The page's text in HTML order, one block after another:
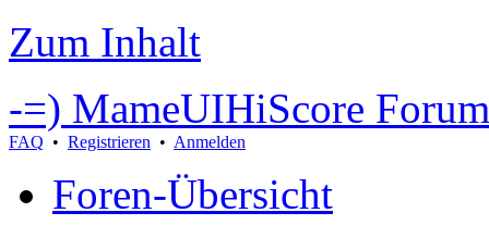
Zum Inhalt
-=) MameUIHiScore
FAQ • Registrieren • Anmelden
Foren-Übersicht